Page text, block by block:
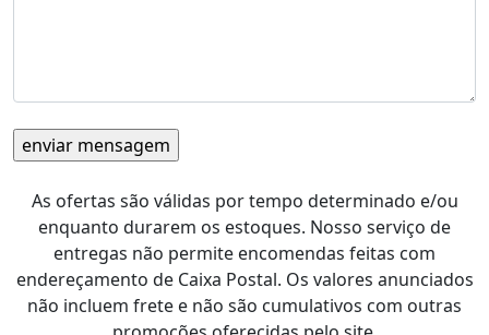
As ofertas são válidas por tempo determinado e/ou
enquanto durarem os estoques. Nosso serviço de
entregas não permite encomendas feitas com
endereçamento de Caixa Postal. Os valores anunciados
não incluem frete e não são cumulativos com outras